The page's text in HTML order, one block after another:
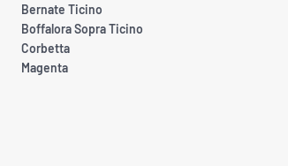
Bernate Ticino
Boffalora Sopra Ticino
Corbetta
Magenta